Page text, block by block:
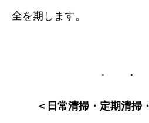
全を期します。
＜日常清掃・定期清掃